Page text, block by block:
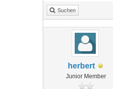
Suchen
herbert
Junior Member